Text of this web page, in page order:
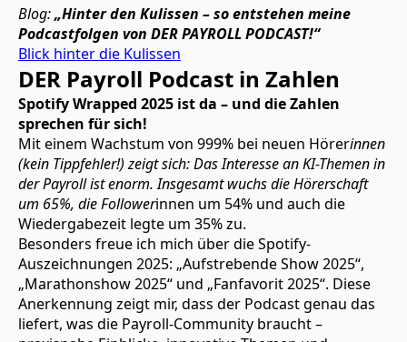
Blog:„Hinter den Kulissen – so entstehen meine
Podcastfolgen von DER PAYROLL PODCAST!“
Blick hinter die Kulissen
DER Payroll Podcast in Zahlen
Spotify Wrapped 2025 ist da – und die Zahlen
sprechen für sich!
Mit einem Wachstum von 999% bei neuen Hörerinnen
(kein Tippfehler!) zeigt sich: Das Interesse an KI-Themen in
der Payroll ist enorm. Insgesamt wuchs die Hörerschaft
um 65%, die Followerinnen um 54% und auch die
Wiedergabezeit legte um 35% zu.
Besonders freue ich mich über die Spotify-
Auszeichnungen 2025: „Aufstrebende Show 2025“,
„Marathonshow 2025“ und „Fanfavorit 2025“. Diese
Anerkennung zeigt mir, dass der Podcast genau das
liefert, was die Payroll-Community braucht –